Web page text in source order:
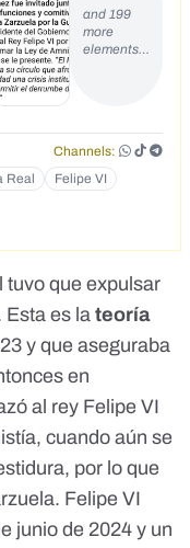
el derrumbe de la
and 199
more
elements…
Channels:
Real
Felipe VI
tuvo que expulsar
Esta es la teoría
y que aseguraba
en
al rey Felipe VI
, cuando aún se
por lo que
Felipe VI
junio de 2024 y un